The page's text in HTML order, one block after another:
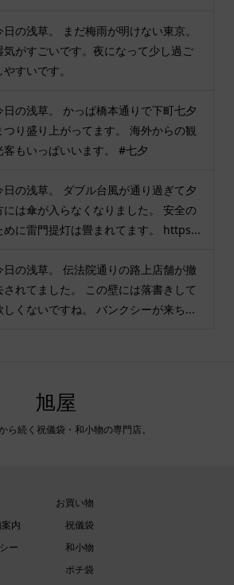
日の浅草。 まだ梅雨が明けない東京。
気がすごいです。夜になって少し過ご
やすいです。
日の浅草。 かっぱ橋本通りで下町七夕
つり盛り上がってます。 海外からの観
客もいっぱいいます。 #七夕
日の浅草。 ダブル台風が通り過ぎて夕
には傘が入らなくなりました。 安全の
めに雷門提灯は畳まれてます。 https...
日の浅草。 伝法院通りの路上店舗が撤
されてました。 この壁には落書きして
しくないですね。 バンクシーが来ち...
旭屋
ら続く祝儀袋・和小物の専門店。
内
ー
お買い物
祝儀袋
和小物
ポチ袋